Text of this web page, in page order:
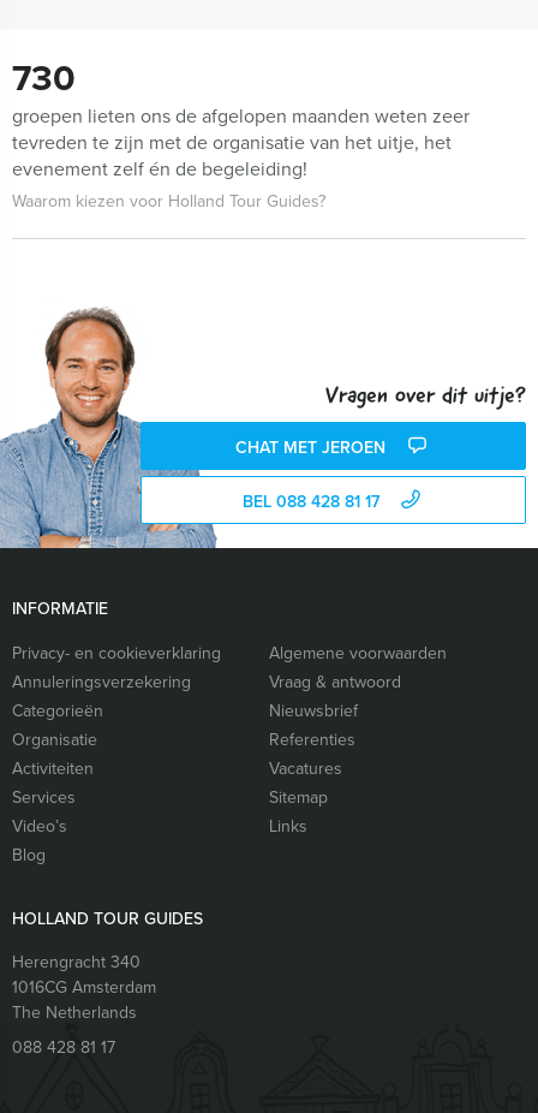
730
groepen lieten ons de afgelopen maanden weten zeer
tevreden te zijn met de organisatie van het uitje, het
evenement zelf én de begeleiding!
Waarom kiezen voor Holland Tour Guides?
Vragen over dit uitje?
CHAT MET JEROEN
BEL 088 428 81 17
INFORMATIE
Privacy- en cookieverklaring
Algemene voorwaarden
Annuleringsverzekering
Vraag & antwoord
Categorieën
Nieuwsbrief
Organisatie
Referenties
Activiteiten
Vacatures
Services
Sitemap
Video’s
Links
Blog
HOLLAND TOUR GUIDES
Herengracht 340
1016CG Amsterdam
The Netherlands
088 428 81 17